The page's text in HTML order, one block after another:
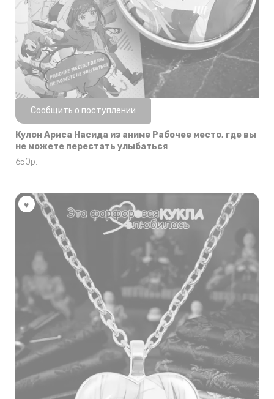
Нет в наличии
Сообщить о поступлении
Кулон Ариса Насида из аниме Рабочее место, где вы
не можете перестать улыбаться
650р.